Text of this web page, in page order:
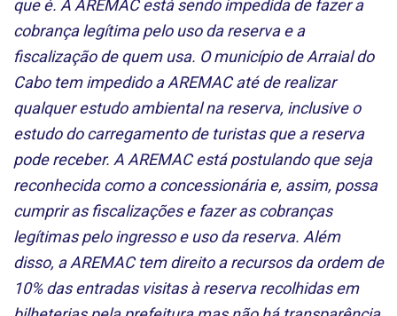
que é. A AREMAC está sendo impedida de fazer a
cobrança legítima pelo uso da reserva e a
fiscalização de quem usa. O município de Arraial do
Cabo tem impedido a AREMAC até de realizar
qualquer estudo ambiental na reserva, inclusive o
estudo do carregamento de turistas que a reserva
pode receber. A AREMAC está postulando que seja
reconhecida como a concessionária e, assim, possa
cumprir as fiscalizações e fazer as cobranças
legítimas pelo ingresso e uso da reserva. Além
disso, a AREMAC tem direito a recursos da ordem de
10% das entradas visitas à reserva recolhidas em